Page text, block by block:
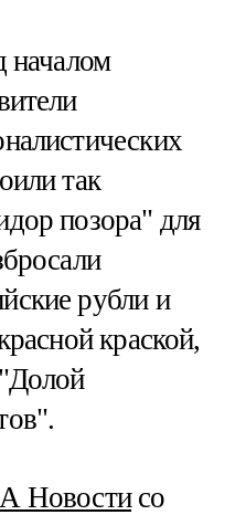
началом
так
позора" для
рубли и
краской,
Новостисо